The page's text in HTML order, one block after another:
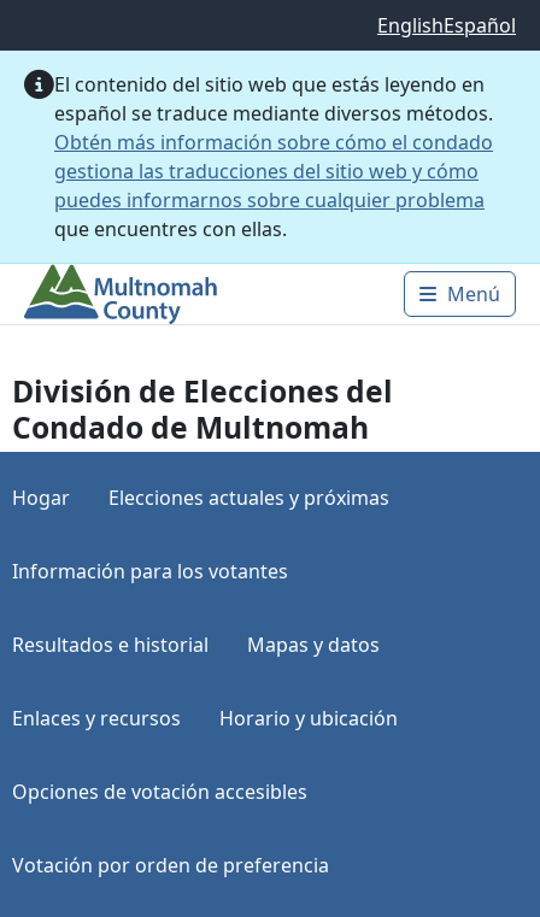
EnglishEspañol
El contenido del sitio web que estás leyendo en
español se traduce mediante diversos métodos.
Obtén más información sobre cómo el condado
gestiona las traducciones del sitio web y cómo
puedes informarnos sobre cualquier problema
que encuentres con ellas.
Main
Menú
División de Elecciones del
Condado de Multnomah
Hogar Elecciones actuales y próximas
Información para los votantes
Resultados e historial Mapas y datos
Enlaces y recursos Horario y ubicación
Opciones de votación accesibles
Votación por orden de preferencia